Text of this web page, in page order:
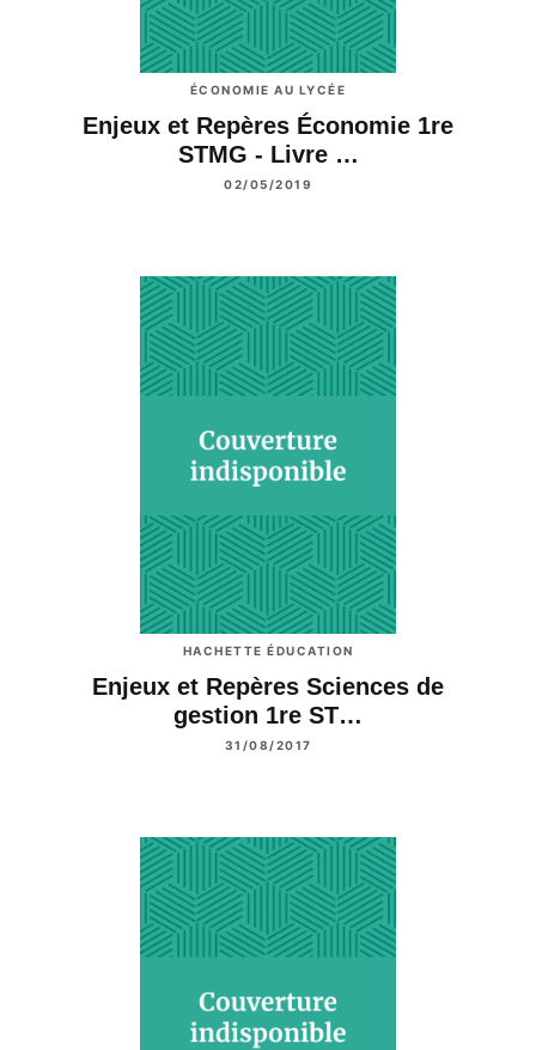
ÉCONOMIE AU LYCÉE
Enjeux et Repères Économie 1re
STMG - Livre …
02/05/2019
HACHETTE ÉDUCATION
Enjeux et Repères Sciences de
gestion 1re ST…
31/08/2017